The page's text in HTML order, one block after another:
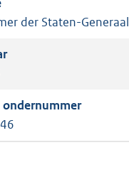
der Staten-Generaal